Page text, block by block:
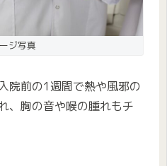
ジ写真
院前の1週間で熱や風邪の
、胸の音や喉の腫れもチ